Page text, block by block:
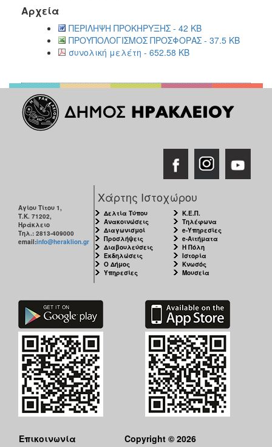
Αρχεία
ΠΕΡΙΛΗΨΗ ΠΡΟΚΗΡΥΞΗΣ - 42 KB
ΠΡΟΥΠΟΛΟΓΙΣΜΟΣ ΠΡΟΣΦΟΡΑΣ - 37.5 KB
συνολική μελέτη - 652.58 KB
Αγίου Τίτου 1,
Τ.Κ. 71202,
Ηράκλειο
Τηλ.: 2813-409000
email:info@heraklion.gr
Χάρτης Ιστοχώρου
Δελτία Τύπου
Ανακοινώσεις
Διαγωνισμοί
Προσλήψεις
Διαβουλεύσεις
Εκδηλώσεις
Ο Δήμος
Υπηρεσίες
Κ.Ε.Π.
Τηλέφωνα
e-Υπηρεσίες
e-Αιτήματα
Η Πόλη
Ιστορία
Κνωσός
Μουσεία
Επικοινωνία Copyright © 2026